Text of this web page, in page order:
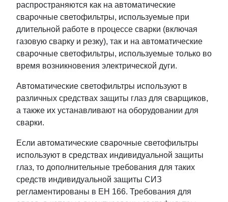
распространяются как на автоматические
сварочные светофильтры, используемые при
длительной работе в процессе сварки (включая
газовую сварку и резку), так и на автоматические
сварочные светофильтры, используемые только во
время возникновения электрической дуги.
Автоматические светофильтры используют в
различных средствах защиты глаз для сварщиков,
а также их устанавливают на оборудовании для
сварки.
Если автоматические сварочные светофильтры
используют в средствах индивидуальной защиты
глаз, то дополнительные требования для таких
средств индивидуальной защиты СИЗ
регламентированы в ЕН 166. Требования для